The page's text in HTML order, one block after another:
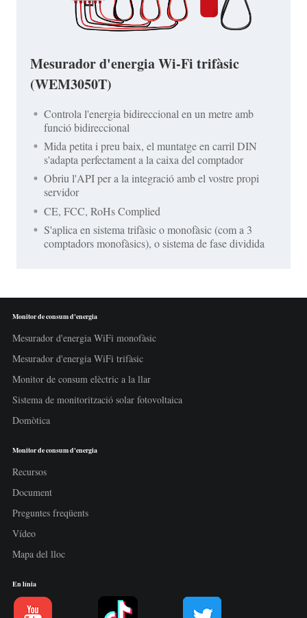
Mesurador d'energia Wi-Fi trifàsic
(WEM3050T)
Controla l'energia bidireccional en un metre amb
funció bidireccional
Mida petita i preu baix, el muntatge en carril DIN
s'adapta perfectament a la caixa del comptador
Obriu l'API per a la integració amb el vostre propi
servidor
CE, FCC, RoHs Complied
S'aplica en sistema trifàsic o monofàsic (com a 3
comptadors monofàsics), o sistema de fase dividida
Monitor de consum d'energia
Mesurador d'energia WiFi monofàsic
Mesurador d'energia WiFi trifàsic
Monitor de consum elèctric a la llar
Sistema de monitorització solar fotovoltaica
Domòtica
Monitor de consum d'energia
Recursos
Document
Preguntes freqüents
Vídeo
Mapa del lloc
En línia